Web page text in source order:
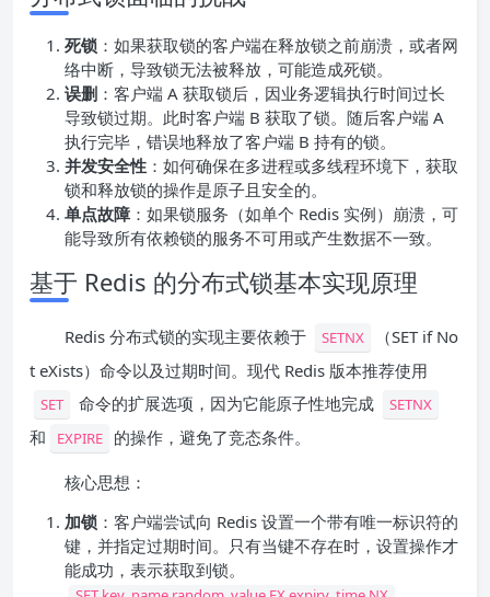
死锁 ：如果获取锁的客户端在释放锁之前崩溃，或者网
络中断，导致锁无法被释放，可能造成死锁。
误删 ：客户端 A 获取锁后，因业务逻辑执行时间过长
导致锁过期。此时客户端 B 获取了锁。随后客户端 A
执行完毕，错误地释放了客户端 B 持有的锁。
并发安全性 ：如何确保在多进程或多线程环境下，获取
锁和释放锁的操作是原子且安全的。
单点故障 ：如果锁服务（如单个 Redis 实例）崩溃，可
能导致所有依赖锁的服务不可用或产生数据不一致。
基于 Redis 的分布式锁基本实现原理
Redis 分布式锁的实现主要依赖于 SETNX
（SET if No
t eXists）命令以及过期时间。现代 Redis 版本推荐使用
SET 命令的扩展选项，因为它能原子性地完成 SETNX
和 EXPIRE 的操作，避免了竞态条件。
核心思想：
加锁 ：客户端尝试向 Redis 设置一个带有唯一标识符的
键，并指定过期时间。只有当键不存在时，设置操作才
能成功，表示获取到锁。